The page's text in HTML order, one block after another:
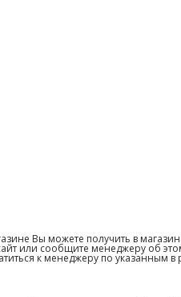
Вы можете получить в
или сообщите менеджеру об
к менеджеру по указанным в